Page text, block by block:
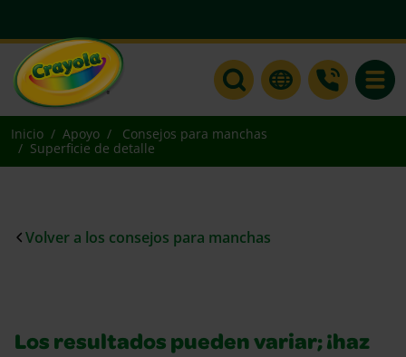
Inicio Apoyo
Consejos para manchas
Superficie de detalle
Volver a los consejos para manchas
Los resultados pueden variar; ¡haz